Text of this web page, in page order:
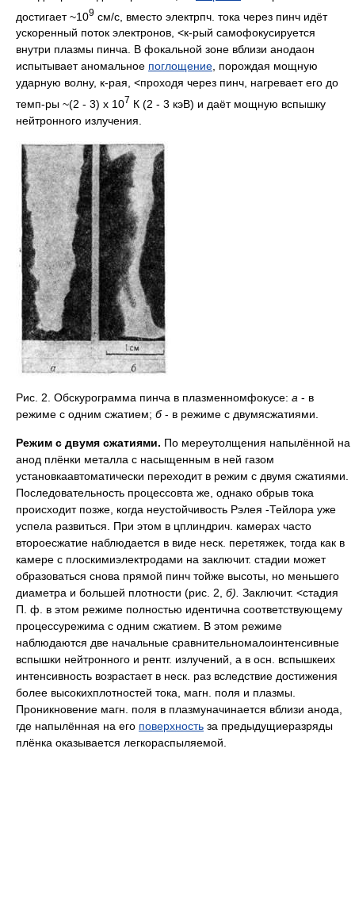
достигает ~109 см/с, вместо электрпч. тока через пинч идёт
ускоренный поток электронов, <к-рый самофокусируется
внутри плазмы пинча. В фокальной зоне вблизи анодаон
испытывает аномальное поглощение , порождая мощную
ударную волну, к-рая, <проходя через пинч, нагревает его до
темп-ры ~(2 - 3) х 107 К (2 - 3 кэВ) и даёт мощную вспышку
нейтронного излучения.
Рис. 2. Обскурограмма пинча в плазменномфокусе: а - в
режиме с одним сжатием; б- в режиме с двумясжатиями.
Режим с двумя сжатиями. По мереутолщения напылённой на
анод плёнки металла с насыщенным в ней газом
установкаавтоматически переходит в режим с двумя сжатиями.
Последовательность процессовта же, однако обрыв тока
происходит позже, когда неустойчивость Рэлея -Тейлора уже
успела развиться. При этом в цплиндрич. камерах часто
второесжатие наблюдается в виде неск. перетяжек, тогда как в
камере с плоскимиэлектродами на заключит. стадии может
образоваться снова прямой пинч тойже высоты, но меньшего
диаметра и большей плотности (рис. 2, б). Заключит. <стадия
П. ф. в этом режиме полностью идентична соответствующему
процессурежима с одним сжатием. В этом режиме
наблюдаются две начальные сравнительномалоинтенсивные
вспышки нейтронного и рентг. излучений, а в осн. вспышкеих
интенсивность возрастает в неск. раз вследствие достижения
более высокихплотностей тока, магн. поля и плазмы.
Проникновение магн. поля в плазмуначинается вблизи анода,
где напылённая на его поверхность за предыдущиеразряды
плёнка оказывается легкораспыляемой.